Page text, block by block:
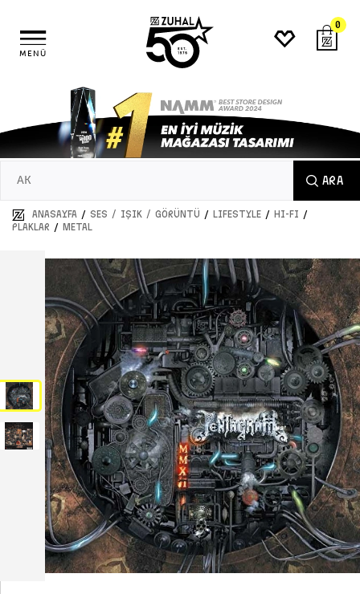
MENÜ
0
ARA
ANASAYFA / SES / IŞIK / GÖRÜNTÜ / LIFESTYLE / HI-FI /
PLAKLAR / METAL